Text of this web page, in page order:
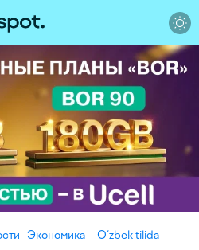
Экономика O‘zbek tilida